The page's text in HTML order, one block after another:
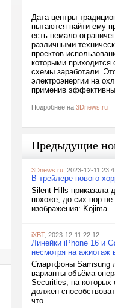
Дата-центры
пытаются найти ему
есть немало
различными
проектов
которыми
схемы заработали.
электроэнергии на
применив
Подробнее на 3Dnews.ru
Предыдущие
3Dnews.ru , 2023-12-11
В трейлере нового
Silent Hills приказала
похоже, до сих пор
изображения: Kojima
iXBT, 2023-12-11 22:12
Линейки iPhone 16 и
несмотря на ажиотаж
Смартфоны Samsung
варианты объёма
Securities, на которых
должен
что...